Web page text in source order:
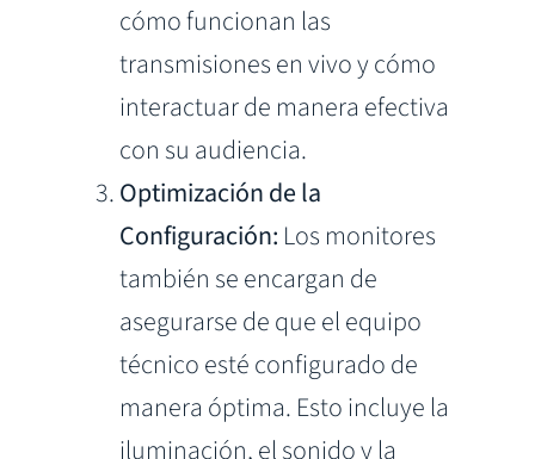
cómo funcionan las
transmisiones en vivo y cómo
interactuar de manera efectiva
con su audiencia.
Optimización de la
Configuración: Los monitores
también se encargan de
asegurarse de que el equipo
técnico esté configurado de
manera óptima. Esto incluye la
iluminación, el sonido y la